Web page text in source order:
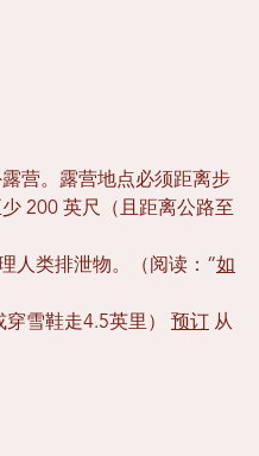
营。露营地点必须距离步
200 英尺（且距离公路至
人类排泄物。（阅读：“如
穿雪鞋走4.5英里） 预订
从